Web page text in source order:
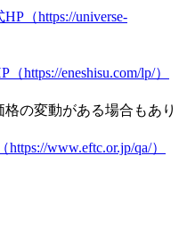
（https://universe-
https://eneshisu.com/lp/）
の変動がある場合もあり
www.eftc.or.jp/qa/）